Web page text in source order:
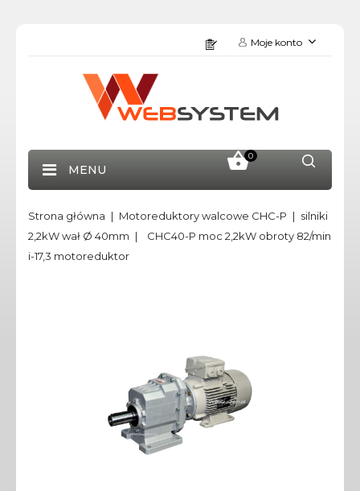
Moje konto
0
MENU
Strona główna Motoreduktory walcowe CHC-P
silniki
2,2kW wał Ø 40mm
CHC40-P moc 2,2kW obroty 82/min
i-17,3 motoreduktor